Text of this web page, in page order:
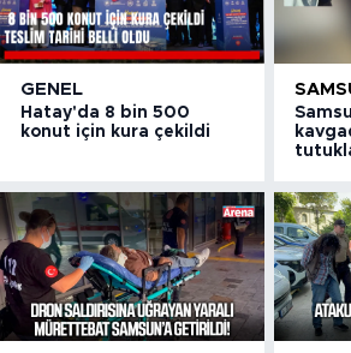
GENEL
Hatay'da 8 bin 500
konut için kura çekildi